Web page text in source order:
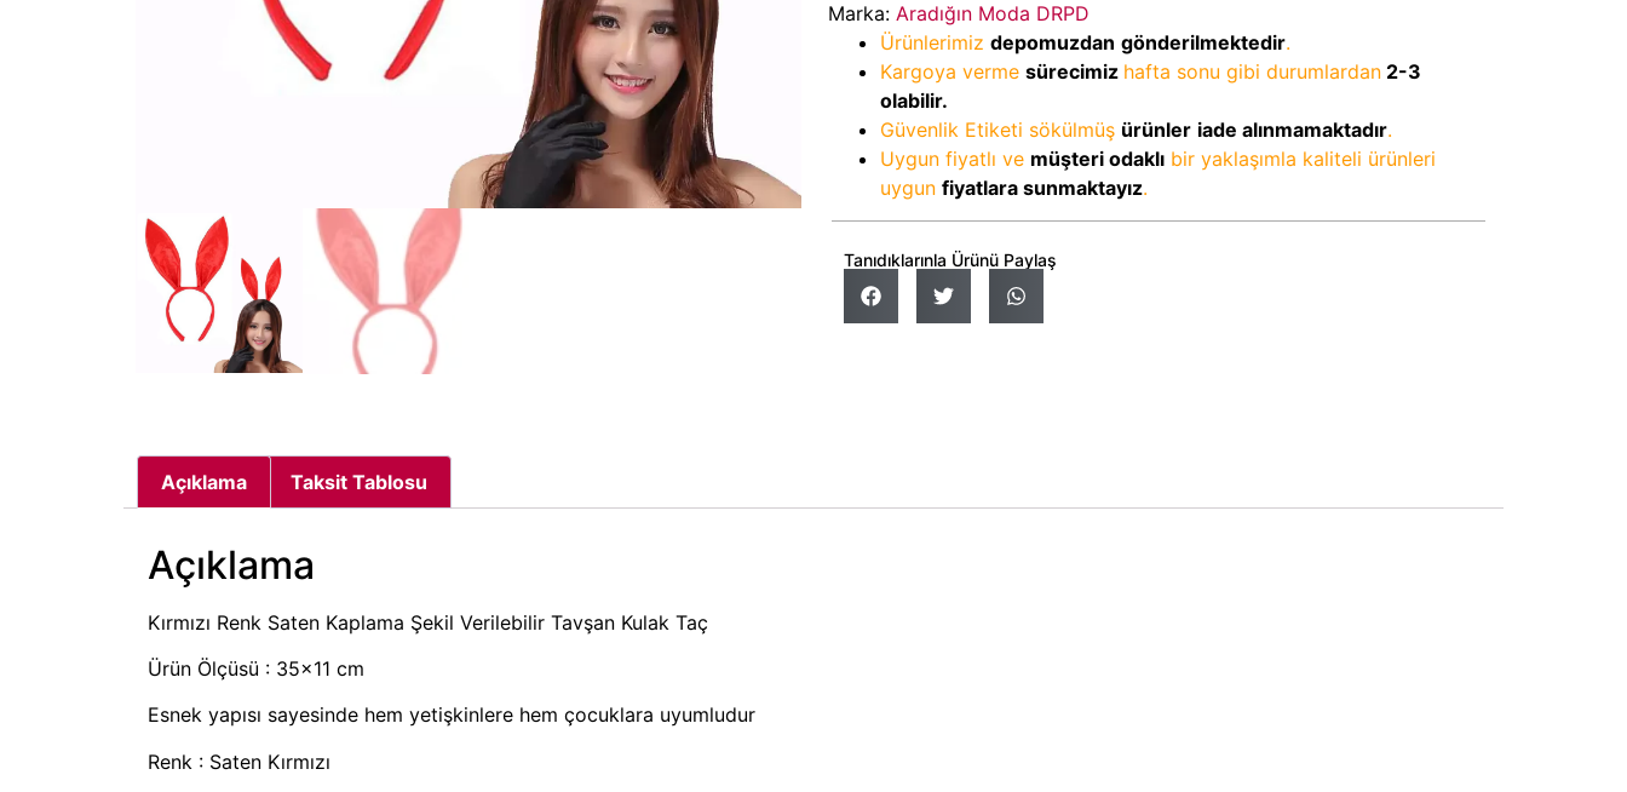
Marka: Aradığın Moda DRPD
Ürünlerimiz depomuzdan gönderilmektedir.
Kargoya verme sürecimiz hafta sonu gibi durumlardan 2-3
olabilir.
Güvenlik Etiketi sökülmüş ürünler iade alınmamaktadır.
Uygun fiyatlı ve müşteri odaklı bir yaklaşımla kaliteli ürünleri
uygun fiyatlara sunmaktayız.
Tanıdıklarınla Ürünü Paylaş
Açıklama Taksit Tablosu
Açıklama
Kırmızı Renk Saten Kaplama Şekil Verilebilir Tavşan Kulak Taç
Ürün Ölçüsü : 35×11 cm
Esnek yapısı sayesinde hem yetişkinlere hem çocuklara uyumludur
Renk : Saten Kırmızı